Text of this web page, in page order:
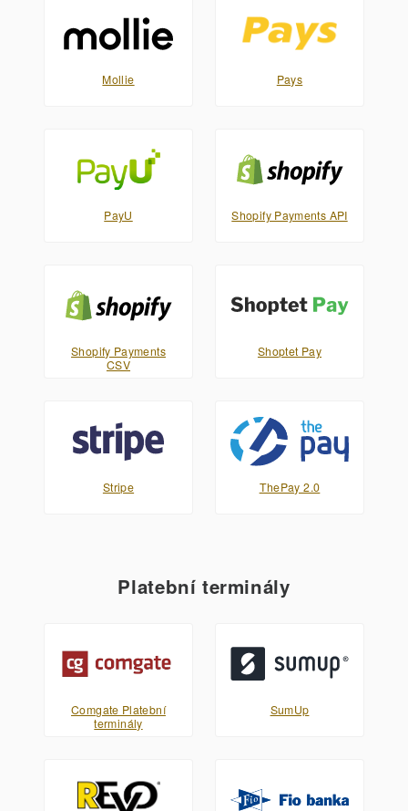
Mollie Pays
PayU Shopify Payments API
Shopify Payments
CSV
Shoptet Pay
Stripe ThePay 2.0
Platební terminály
Comgate Platební
terminály
SumUp